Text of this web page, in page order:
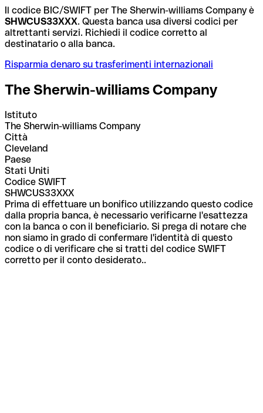
Il codice BIC/SWIFT per The Sherwin-williams Company è
SHWCUS33XXX. Questa banca usa diversi codici per
altrettanti servizi. Richiedi il codice corretto al
destinatario o alla banca.
Risparmia denaro su trasferimenti internazionali
The Sherwin-williams Company
Istituto
The Sherwin-williams Company
Città
Cleveland
Paese
Stati Uniti
Codice SWIFT
SHWCUS33XXX
Prima di effettuare un bonifico utilizzando questo codice
dalla propria banca, è necessario verificarne l'esattezza
con la banca o con il beneficiario. Si prega di notare che
non siamo in grado di confermare l'identità di questo
codice o di verificare che si tratti del codice SWIFT
corretto per il conto desiderato..